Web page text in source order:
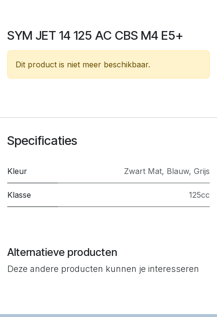
SYM JET 14 125 AC CBS M4 E5+
Dit product is niet meer beschikbaar.
Specificaties
Kleur Zwart Mat, Blauw, Grijs
Klasse 125cc
Alternatieve producten
Deze andere producten kunnen je interesseren